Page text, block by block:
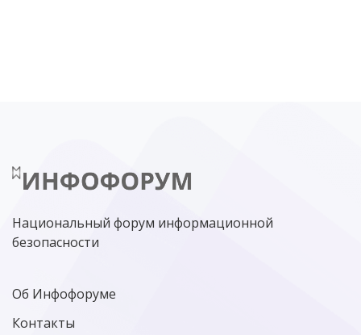
МИНЦИФРЫ РОССИИ NGFW
Национальный форум информационной
безопасности
Об Инфофоруме
Контакты